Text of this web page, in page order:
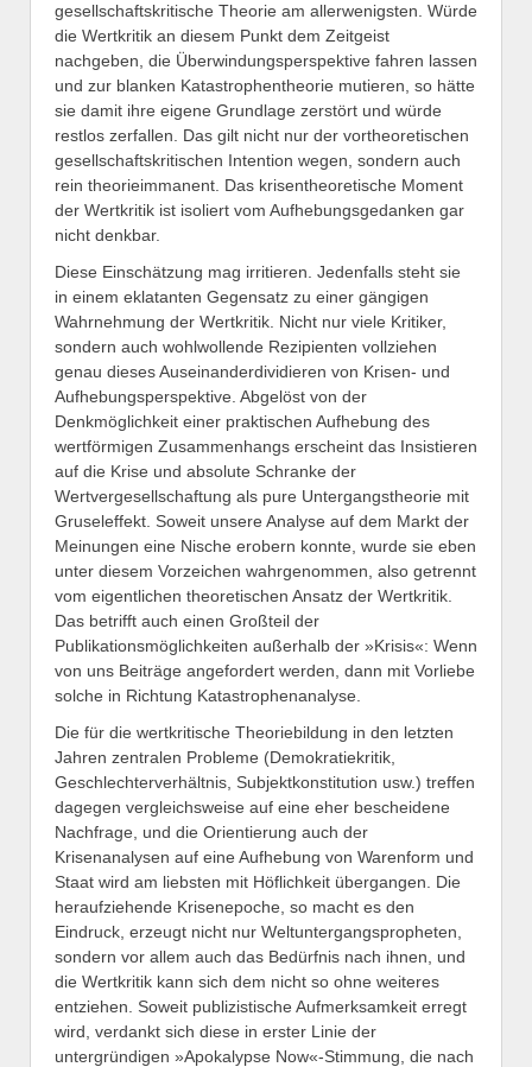
gesellschaftskritische Theorie am allerwenigsten. Würde
die Wertkritik an diesem Punkt dem Zeitgeist
nachgeben, die Überwindungsperspektive fahren lassen
und zur blanken Katastrophentheorie mutieren, so hätte
sie damit ihre eigene Grundlage zerstört und würde
restlos zerfallen. Das gilt nicht nur der vortheoretischen
gesellschaftskritischen Intention wegen, sondern auch
rein theorieimmanent. Das krisentheoretische Moment
der Wertkritik ist isoliert vom Aufhebungsgedanken gar
nicht denkbar.
Diese Einschätzung mag irritieren. Jedenfalls steht sie
in einem eklatanten Gegensatz zu einer gängigen
Wahrnehmung der Wertkritik. Nicht nur viele Kritiker,
sondern auch wohlwollende Rezipienten vollziehen
genau dieses Auseinanderdividieren von Krisen- und
Aufhebungsperspektive. Abgelöst von der
Denkmöglichkeit einer praktischen Aufhebung des
wertförmigen Zusammenhangs erscheint das Insistieren
auf die Krise und absolute Schranke der
Wertvergesellschaftung als pure Untergangstheorie mit
Gruseleffekt. Soweit unsere Analyse auf dem Markt der
Meinungen eine Nische erobern konnte, wurde sie eben
unter diesem Vorzeichen wahrgenommen, also getrennt
vom eigentlichen theoretischen Ansatz der Wertkritik.
Das betrifft auch einen Großteil der
Publikationsmöglichkeiten außerhalb der »Krisis«: Wenn
von uns Beiträge angefordert werden, dann mit Vorliebe
solche in Richtung Katastrophenanalyse.
Die für die wertkritische Theoriebildung in den letzten
Jahren zentralen Probleme (Demokratiekritik,
Geschlechterverhältnis, Subjektkonstitution usw.) treffen
dagegen vergleichsweise auf eine eher bescheidene
Nachfrage, und die Orientierung auch der
Krisenanalysen auf eine Aufhebung von Warenform und
Staat wird am liebsten mit Höflichkeit übergangen. Die
heraufziehende Krisenepoche, so macht es den
Eindruck, erzeugt nicht nur Weltuntergangspropheten,
sondern vor allem auch das Bedürfnis nach ihnen, und
die Wertkritik kann sich dem nicht so ohne weiteres
entziehen. Soweit publizistische Aufmerksamkeit erregt
wird, verdankt sich diese in erster Linie der
untergründigen »Apokalypse Now«-Stimmung, die nach